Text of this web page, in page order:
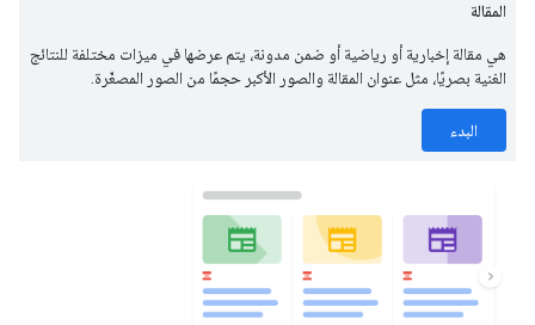
المقالة
هي مقالة إخبارية أو رياضية أو ضمن مدونة، يتم عرضها في ميزات مختلفة للنتائج
الغنية بصريًا، مثل عنوان المقالة والصور الأكبر حجمًا من الصور المصغّرة.
البدء